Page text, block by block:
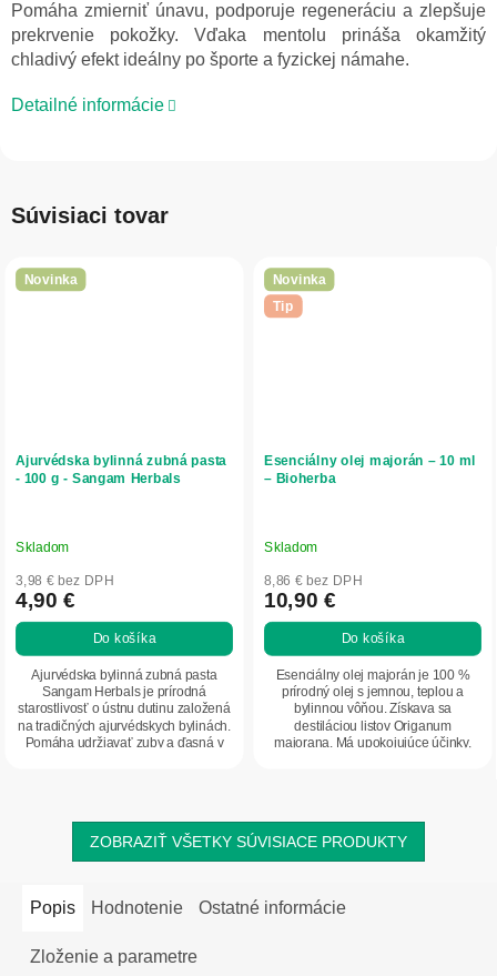
Pomáha zmierniť únavu, podporuje regeneráciu a zlepšuje
prekrvenie pokožky. Vďaka mentolu prináša okamžitý
chladivý efekt ideálny po športe a fyzickej námahe.
Detailné informácie
Súvisiaci tovar
Novinka
Ajurvédska bylinná zubná pasta
- 100 g - Sangam Herbals
Skladom
3,98 € bez DPH
4,90 €
Do košíka
Ajurvédska bylinná zubná pasta
Sangam Herbals je prírodná
starostlivosť o ústnu dutinu založená
na tradičných ajurvédskych bylinách.
Pomáha udržiavať zuby a ďasná v
Novinka
Tip
Esenciálny olej majorán – 10 ml
– Bioherba
Skladom
8,86 € bez DPH
10,90 €
Do košíka
Esenciálny olej majorán je 100 %
prírodný olej s jemnou, teplou a
bylinnou vôňou. Získava sa
destiláciou listov Origanum
majorana. Má upokojujúce účinky,
ZOBRAZIŤ VŠETKY SÚVISIACE PRODUKTY
Popis Hodnotenie Ostatné informácie
Zloženie a parametre